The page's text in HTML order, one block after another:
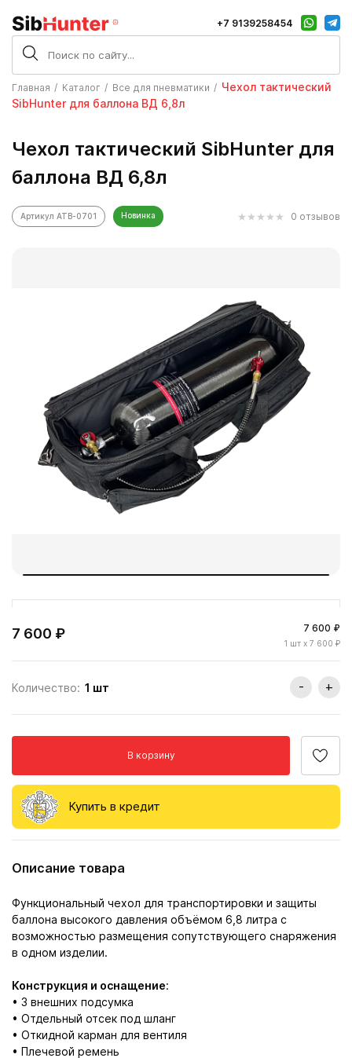
+7 9139258454
Главная Каталог Все для пневматики
Чехол тактический
SibHunter для баллона ВД 6,8л
Чехол тактический SibHunter для
баллона ВД 6,8л
Артикул ATB-0701 Новинка 0 отзывов
7 600 ₽ 7 600 ₽
1 шт x 7 600 ₽
Количество: 1 шт - +
В корзину
Купить в кредит
Описание товара
Функциональный чехол для транспортировки и защиты
баллона высокого давления объёмом 6,8 литра с
возможностью размещения сопутствующего снаряжения
в одном изделии.
Конструкция и оснащение:
• 3 внешних подсумка
• Отдельный отсек под шланг
• Откидной карман для вентиля
• Плечевой ремень